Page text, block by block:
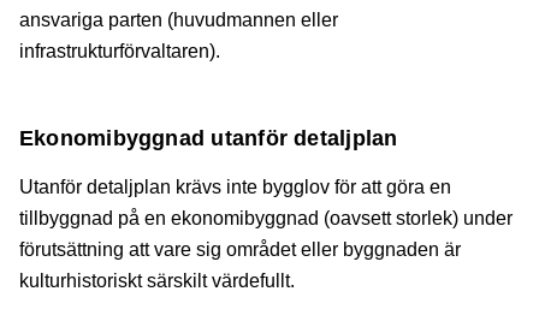
ansvariga parten (huvudmannen eller
infrastrukturförvaltaren).
Ekonomibyggnad utanför detaljplan
Utanför detaljplan krävs inte bygglov för att göra en
tillbyggnad på en ekonomibyggnad (oavsett storlek) under
förutsättning att vare sig området eller byggnaden är
kulturhistoriskt särskilt värdefullt.